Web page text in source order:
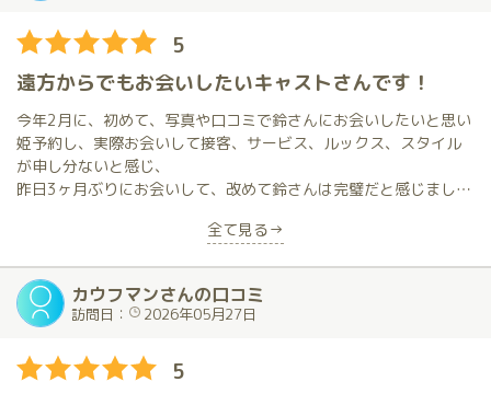
5
遠方からでもお会いしたいキャストさんです！
今年2月に、初めて、写真や口コミで鈴さんにお会いしたいと思い
姫予約し、実際お会いして接客、サービス、ルックス、スタイル
が申し分ないと感じ、
昨日3ヶ月ぶりにお会いして、改めて鈴さんは完璧だと感じまし
りげなくされていて、感動しました。
少しメインの話になるのですが、最近元気がなくてフィニッシュ
クで無事達成出来て、本当に良かったです。
全て見る→
カウフマンさんの口コミ
訪問日： 2026年05月27日
5